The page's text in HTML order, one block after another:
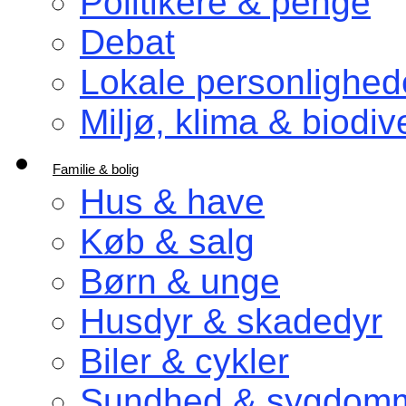
Debat
Lokale
Miljø, klima &
Familie & bolig
Hus & have
Køb & salg
Børn & unge
Husdyr & skadedyr
Biler & cykler